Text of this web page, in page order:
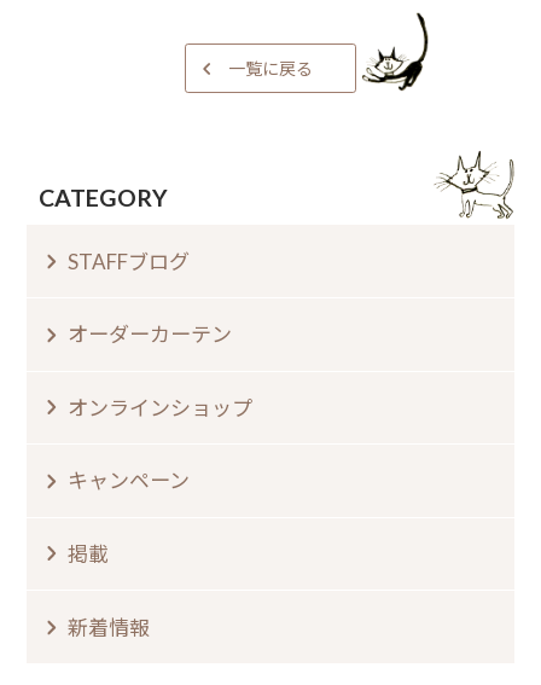
一覧に戻る
CATEGORY
STAFFブログ
オーダーカーテン
オンラインショップ
キャンペーン
掲載
新着情報